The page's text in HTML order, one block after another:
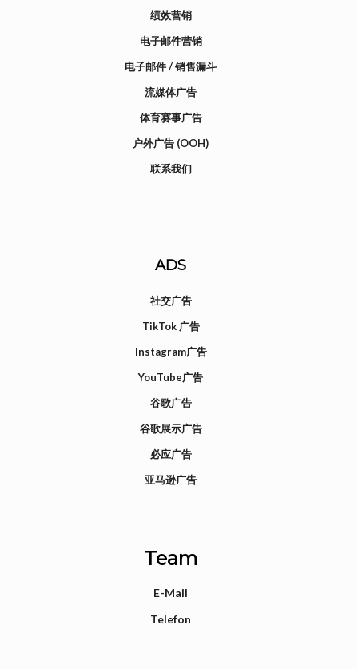
绩效营销
电子邮件营销
电子邮件 / 销售漏斗
流媒体广告
体育赛事广告
户外广告 (OOH)
联系我们
ADS
社交广告
TikTok 广告
Instagram广告
YouTube广告
谷歌广告
谷歌展示广告
必应广告
亚马逊广告
Team
E-Mail
Telefon